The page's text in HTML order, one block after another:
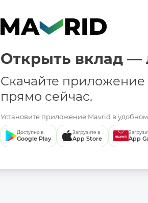
Открыть вклад —
Скачайте приложение
прямо сейчас.
Установите приложение Mavrid в удобном
Доступно в
Google Play
Загрузите в
App Store App